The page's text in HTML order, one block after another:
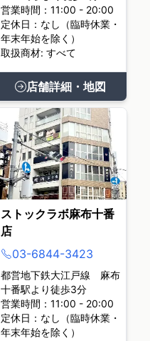
営業時間：11:00 - 20:00
定休日：なし（臨時休業・
年末年始を除く）
取扱商材: すべて
店舗詳細・地図
ストックラボ麻布十番
店
03-6844-3423
都営地下鉄大江戸線 麻布
十番駅より徒歩3分
営業時間：11:00 - 20:00
定休日：なし（臨時休業・
年末年始を除く）